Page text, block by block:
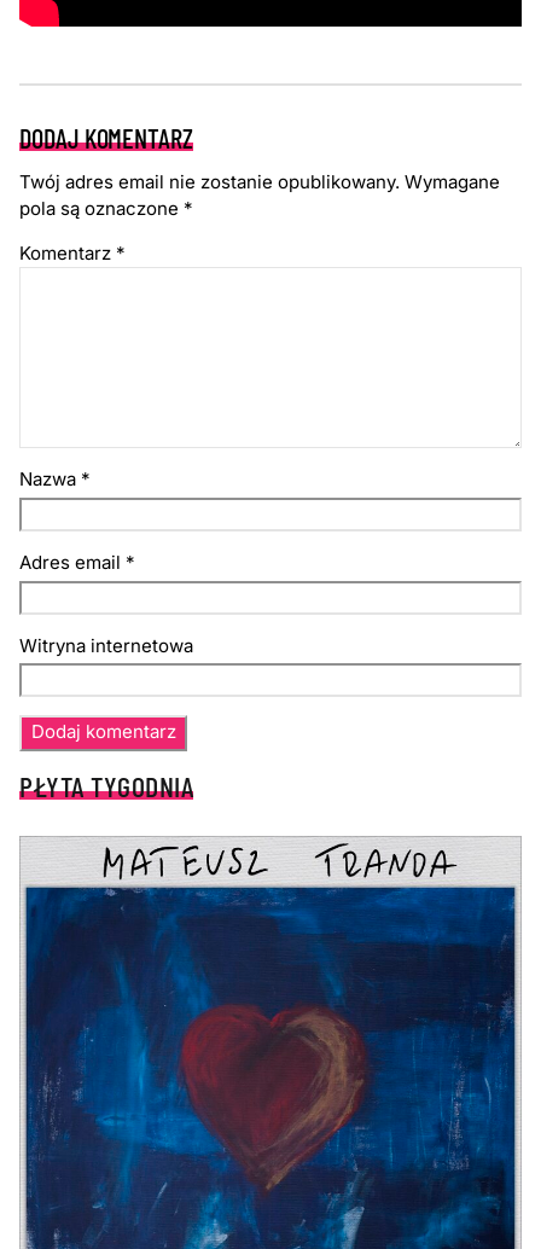
DODAJ KOMENTARZ
Twój adres email nie zostanie opublikowany. Wymagane
pola są oznaczone *
Komentarz *
Nazwa *
Adres email *
Witryna internetowa
PŁYTA TYGODNIA